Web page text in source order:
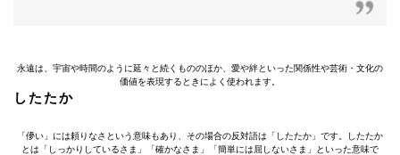
永遠は、宇宙や時間のように延々と続くもののほか、愛や絆といった関係性や芸術・文化の
価値を表現するときによく使われます。
したたか
「儚い」には頼りなさという意味もあり、その場合の反対語は「したたか」です。したたか
とは「しっかりしているさま」「確かなさま」「簡単には屈しないさま」といった意味で